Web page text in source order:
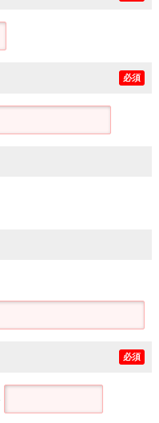
必須
必須